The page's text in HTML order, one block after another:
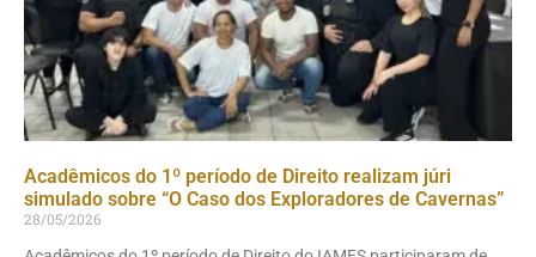
Acadêmicos do 1º período de Direito realizam júri
simulado sobre “O Caso dos Exploradores de Cavernas”
28/05/2026